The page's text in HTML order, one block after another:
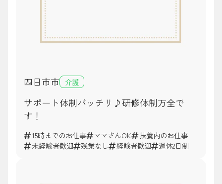
四日市市 介護
サポート体制バッチリ♪研修体制万全で
す！
15時までのお仕事 ママさんOK
扶養内のお仕事
未経験者歓迎
残業なし 経験者歓迎 週休2日制